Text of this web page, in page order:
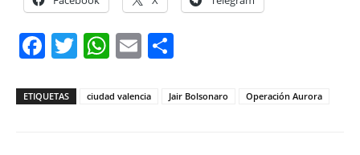
Facebook
Twitter
WhatsApp
Email
ETIQUETAS ciudad valencia Jair Bolsonaro Operación Aurora